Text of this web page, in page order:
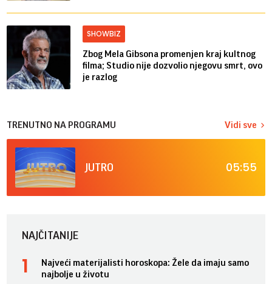
SHOWBIZ
Zbog Mela Gibsona promenjen kraj kultnog
filma; Studio nije dozvolio njegovu smrt, ovo
je razlog
TRENUTNO NA PROGRAMU Vidi sve
JUTRO 05:55
NAJČITANIJE
Najveći materijalisti horoskopa: Žele da imaju samo
najbolje u životu